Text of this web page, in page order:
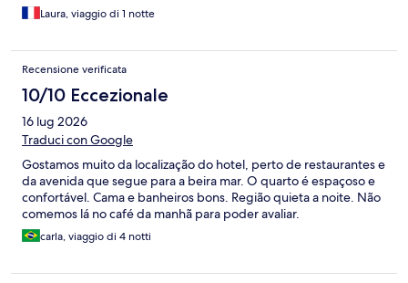
Laura, viaggio di 1 notte
Recensione verificata
10/10 Eccezionale
16 lug 2026
Traduci con Google
Gostamos muito da localização do hotel, perto de restaurantes e
da avenida que segue para a beira mar. O quarto é espaçoso e
confortável. Cama e banheiros bons. Região quieta a noite. Não
comemos lá no café da manhã para poder avaliar.
carla, viaggio di 4 notti